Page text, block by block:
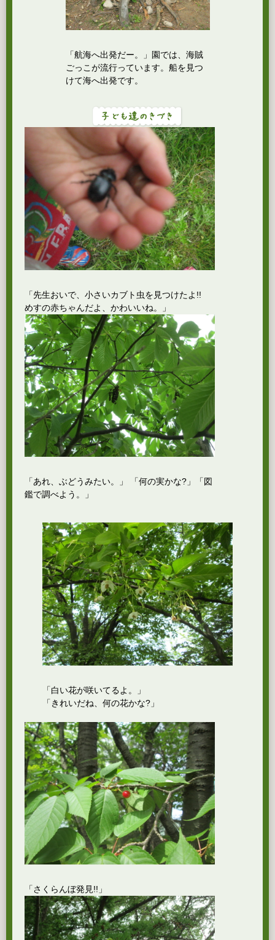
「航海へ出発だー。」園では、海賊
ごっこが流行っています。船を見つ
けて海へ出発です。
「先生おいで、小さいカブト虫を見つけたよ!!
めすの赤ちゃんだよ、かわいいね。」
「あれ、ぶどうみたい。」 「何の実かな?」「図
鑑で調べよう。」
「白い花が咲いてるよ。」
「きれいだね、何の花かな?」
「さくらんぼ発見!!」